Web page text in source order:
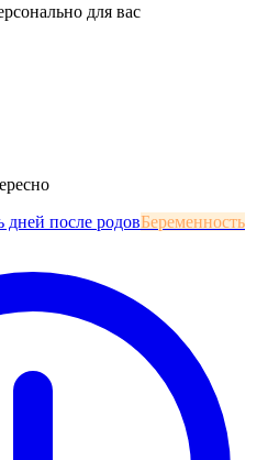
для вас
Беременность